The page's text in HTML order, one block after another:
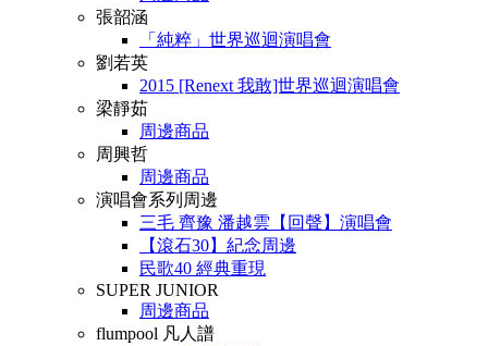
張韶涵
「純粹」世界巡迴演唱會
劉若英
2015 [Renext 我敢]世界巡迴演唱會
梁靜茹
周邊商品
周興哲
周邊商品
演唱會系列周邊
三毛 齊豫 潘越雲【回聲】演唱會
【滾石30】紀念周邊
民歌40 經典重現
SUPER JUNIOR
周邊商品
flumpool 凡人譜